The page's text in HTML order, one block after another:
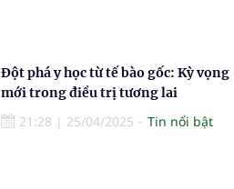
Đột phá y học từ tế bào gốc: Kỳ vọng
mới trong điều trị tương lai
21:28 | 25/04/2025 Tin nổi bật